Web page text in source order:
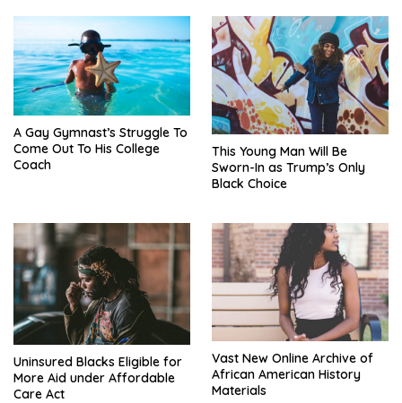
A Gay Gymnast’s Struggle To
Come Out To His College
Coach
This Young Man Will Be
Sworn-In as Trump’s Only
Black Choice
Uninsured Blacks Eligible for
More Aid under Affordable
Care Act
Vast New Online Archive of
African American History
Materials